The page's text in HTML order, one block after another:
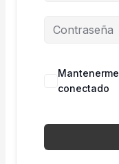
Mantenerme
conectado